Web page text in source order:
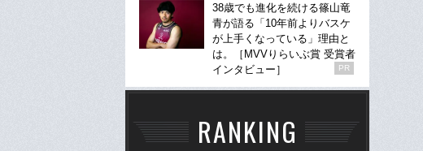
38歳でも進化を続ける篠山竜
青が語る「10年前よりバスケ
が上手くなっている」理由と
は。［MVVりらいぶ賞 受賞者
インタビュー］
PR
RANKING